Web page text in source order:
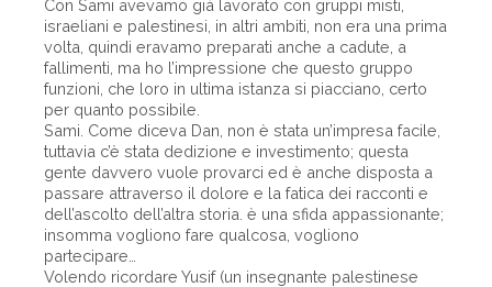
Con Sami avevamo già lavorato con gruppi misti,
israeliani e palestinesi, in altri ambiti, non era una prima
volta, quindi eravamo preparati anche a cadute, a
fallimenti, ma ho l’impressione che questo gruppo
funzioni, che loro in ultima istanza si piacciano, certo
per quanto possibile.
Sami. Come diceva Dan, non è stata un’impresa facile,
tuttavia c’è stata dedizione e investimento; questa
gente davvero vuole provarci ed è anche disposta a
passare attraverso il dolore e la fatica dei racconti e
dell’ascolto dell’altra storia. è una sfida appassionante;
insomma vogliono fare qualcosa, vogliono
partecipare…
Volendo ricordare Yusif (un insegnante palestinese